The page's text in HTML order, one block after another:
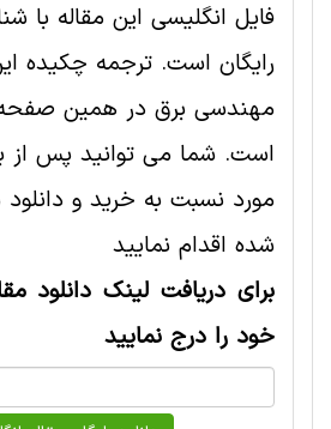
رایگان است. ترجمه چکیده
مهندسی برق در همین
است. شما می توانید پس از
مورد نسبت به خرید و دانلود
شده اقدام نمایید
برای دریافت لینک دانلود
خود را درج نمایید